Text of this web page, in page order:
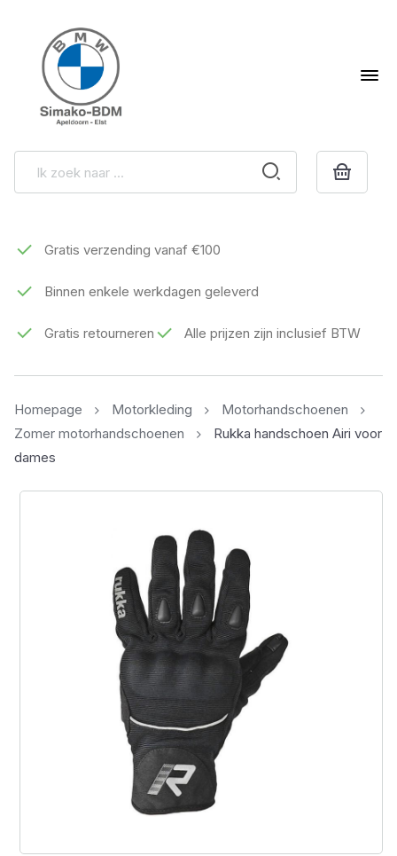
Gratis verzending vanaf €100
Binnen enkele werkdagen geleverd
Gratis retourneren Alle prijzen zijn inclusief BTW
Homepage Motorkleding
Motorhandschoenen
Zomer motorhandschoenen
Rukka handschoen Airi voor
dames